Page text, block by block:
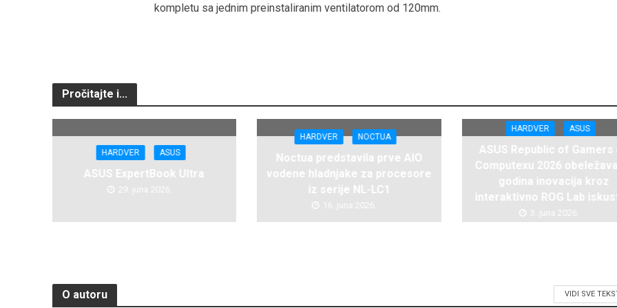
kompletu sa jednim preinstaliranim ventilatorom od 120mm.
Pročitajte i...
HARDVER ASUS
ASUS ExpertBook Ultra
29. juna 2026.
HARDVER NOCTUA
Noctua predstavila prve AIO
vodene hladnjake za procesore
iz serije NL-LC1
16. juna 2026.
HARDVER ASUS
ASUS Republic of Gamers
Computexu 2026
godina inovacija kroz
interaktivno ROG Lab
3. juna 2026.
O autoru VIDI SVE